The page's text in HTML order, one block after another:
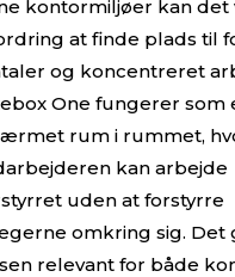
kontormiljøer kan
at finde plads til
og koncentreret
One fungerer som
rum i rummet,
kan arbejde
uden at forstyrre
omkring sig. Det
relevant for både